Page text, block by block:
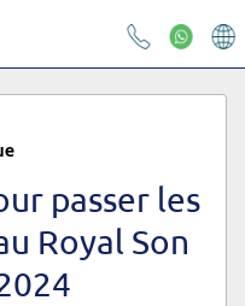
passer les
Royal Son